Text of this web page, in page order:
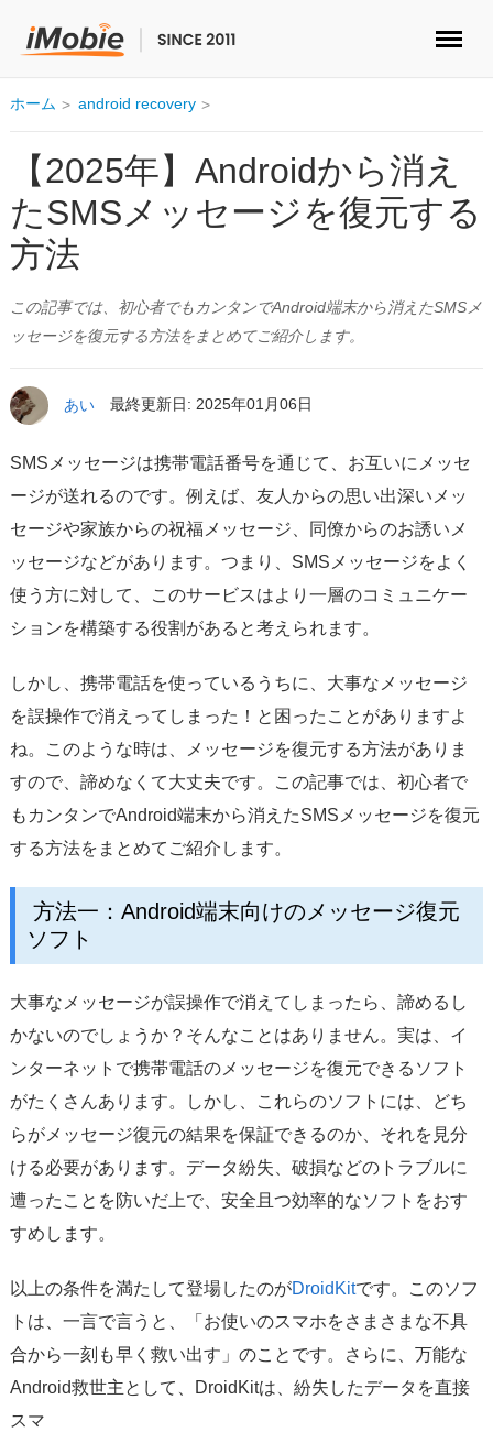
ロック解除&データ復元
データ転送
マルチメディア
便利ツール
ソリューション
ストア
ダウンロード
サポート
言語選択
ホーム android recovery
【2025年】Androidから消え
たSMSメッセージを復元する
方法
この記事では、初心者でもカンタンでAndroid端末から消えたSMSメ
ッセージを復元する方法をまとめてご紹介します。
あい 最終更新日: 2025年01月06日
SMSメッセージは携帯電話番号を通じて、お互いにメッセ
ージが送れるのです。例えば、友人からの思い出深いメッ
セージや家族からの祝福メッセージ、同僚からのお誘いメ
ッセージなどがあります。つまり、SMSメッセージをよく
使う方に対して、このサービスはより一層のコミュニケー
ションを構築する役割があると考えられます。
しかし、携帯電話を使っているうちに、大事なメッセージ
を誤操作で消えってしまった！と困ったことがありますよ
ね。このような時は、メッセージを復元する方法がありま
すので、諦めなくて大丈夫です。この記事では、初心者で
もカンタンでAndroid端末から消えたSMSメッセージを復元
する方法をまとめてご紹介します。
方法一：Android端末向けのメッセージ復元
ソフト
大事なメッセージが誤操作で消えてしまったら、諦めるし
かないのでしょうか？そんなことはありません。実は、イ
ンターネットで携帯電話のメッセージを復元できるソフト
がたくさんあります。しかし、これらのソフトには、どち
らがメッセージ復元の結果を保証できるのか、それを見分
ける必要があります。データ紛失、破損などのトラブルに
遭ったことを防いだ上で、安全且つ効率的なソフトをおす
すめします。
以上の条件を満たして登場したのがDroidKitです。このソフ
トは、一言で言うと、「お使いのスマホをさまさまな不具
合から一刻も早く救い出す」のことです。さらに、万能な
Android救世主として、DroidKitは、紛失したデータを直接
スマ